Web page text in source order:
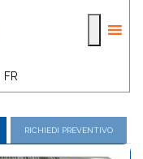
FR
RICHIEDI PREVENTIVO